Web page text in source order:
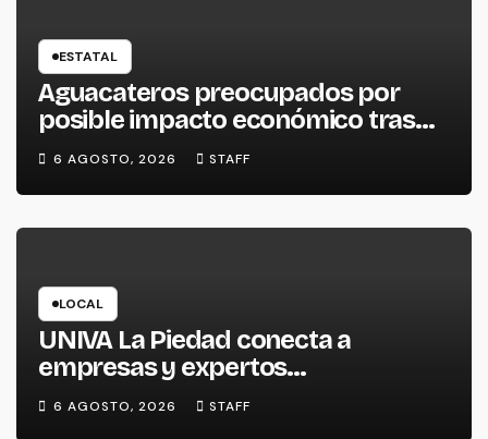
ESTATAL
Aguacateros preocupados por
posible impacto económico tras
alerta de Estados Unidos
6 AGOSTO, 2026 STAFF
LOCAL
UNIVA La Piedad conecta a
empresas y expertos
internacionales para impulsar la
productividad empresarial
6 AGOSTO, 2026 STAFF